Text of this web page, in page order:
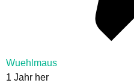
Wuehlmaus
1 Jahr her